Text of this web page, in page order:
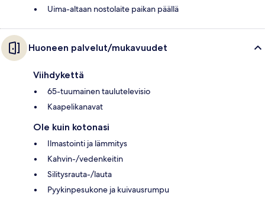
Uima-altaan nostolaite paikan päällä
Huoneen palvelut/mukavuudet
Viihdykettä
65-tuumainen taulutelevisio
Kaapelikanavat
Ole kuin kotonasi
Ilmastointi ja lämmitys
Kahvin-/vedenkeitin
Silitysrauta-/lauta
Pyykinpesukone ja kuivausrumpu